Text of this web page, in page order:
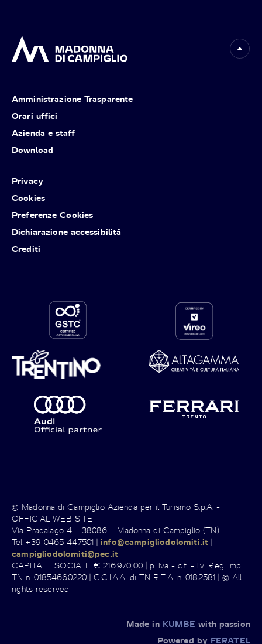
Amministrazione Trasparente
Orari uffici
Azienda e staff
Download
Privacy
Cookies
Preferenze Cookies
Dichiarazione accessibilità
Crediti
© Madonna di Campiglio Azienda per il Turismo S.p.A. -
OFFICIAL WEB SITE
Via Pradalago 4 – 38086 – Madonna di Campiglio (TN)
Tel +39 0465 447501 |info@campigliodolomiti.it |
campigliodolomiti@pec.it
CAPITALE SOCIALE € 216.970,00 | p. iva - c.f. - i.v. Reg. Imp.
TN n. 01854660220 | C.C.I.A.A. di TN R.E.A. n. 0182581 | © All
rights reserved
Made in KUMBE with passion
Powered by FERATEL